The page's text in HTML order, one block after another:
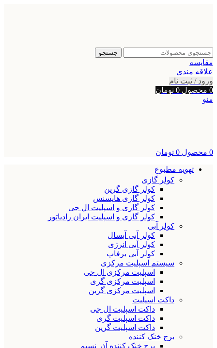
جستجو
مقایسه
علاقه مندی
ورود / ثبت نام
0 محصول 0 تومان
منو
0 محصول 0 تومان
تهویه مطبوع
کولر گازی
کولر گازی گرین
کولر گازی هایسنس
کولر گازی و اسپلیت ال جی
کولر گازی و اسپلیت ایران رادیاتور
کولر آبی
کولر آبی آبسال
کولر آبی انرژی
کولر آبی برفاب
سیستم اسپلیت مرکزی
اسپلیت مرکزی ال جی
اسپلیت مرکزی گری
اسپلیت مرکزی گرین
داکت اسپلیت
داکت اسپلیت ال جی
داکت اسپلیت گری
داکت اسپلیت گرین
برج خنک کننده
برج خنک کننده آذر نسیم